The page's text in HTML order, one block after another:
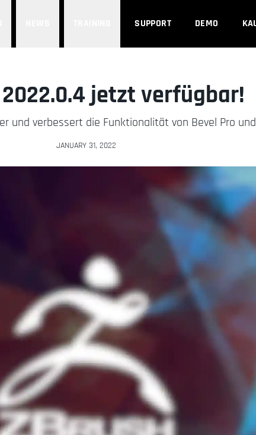
SUPPORT DEMO
jetzt verfügbar!
und verbessert die Funktionalität von Bevel Pro
JANUARY 31, 2022